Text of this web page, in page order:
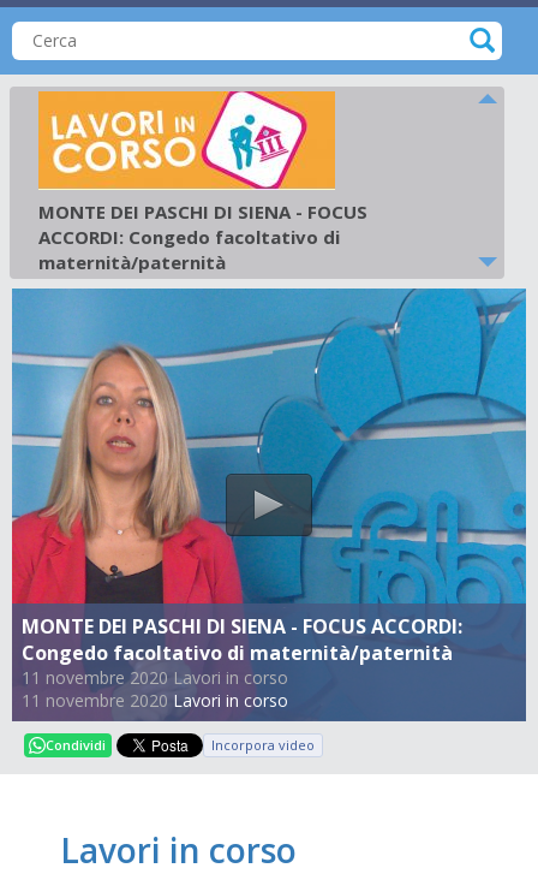
MONTE DEI PASCHI DI SIENA - FOCUS ACCORDI:
Congedo facoltativo di maternità/paternità
11 novembre 2020 Lavori in corso
11 novembre 2020 Lavori in corso
MONTE DEI PASCHI DI SIENA - FOCUS
ACCORDI: Congedo facoltativo di
maternità/paternità
11 novembre 2020-Lavori in corso
Condividi Incorpora video
Lavori in corso